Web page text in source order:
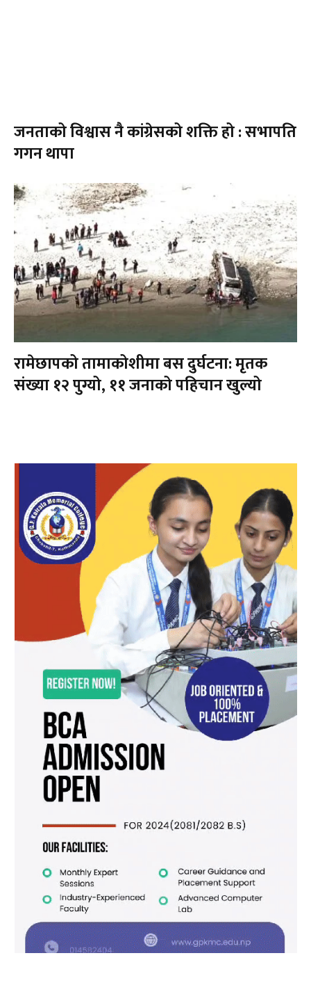
जनताको विश्वास नै कांग्रेसको शक्ति हो : सभापति
गगन थापा
रामेछापको तामाकोशीमा बस दुर्घटना: मृतक
संख्या १२ पुग्यो, ११ जनाको पहिचान खुल्यो